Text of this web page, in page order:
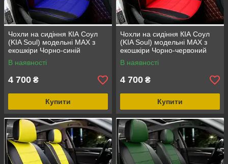
Чохли на сидіння КІА Соул
(KIA Soul) модельні MAX з
екошкіри Чорно-синій
В наявності
4 700 ₴
Купити
Чохли на сидіння КІА Соул
(KIA Soul) модельні MAX з
екошкіри Чорно-червоний
В наявності
4 700 ₴
Купити